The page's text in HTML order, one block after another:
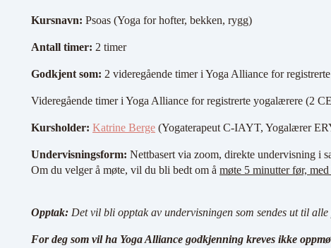
Kursnavn: Psoas (Yoga for hofter, bekken, rygg)
Antall timer: 2 timer
Godkjent som: 2 videregående timer i Yoga Alliance for
Videregående timer i Yoga Alliance for registrerte yogalærere (2
Kursholder: Katrine Berge (Yogaterapeut C-IAYT, Yogalærer
Undervisningsform: Nettbasert via zoom, direkte undervisning i
Om du velger å møte, vil du bli bedt om å møte 5 minutter før,
Opptak: Det vil bli opptak av undervisningen som sendes ut til alle
For deg som vil ha Yoga Alliance godkjenning kreves ikke